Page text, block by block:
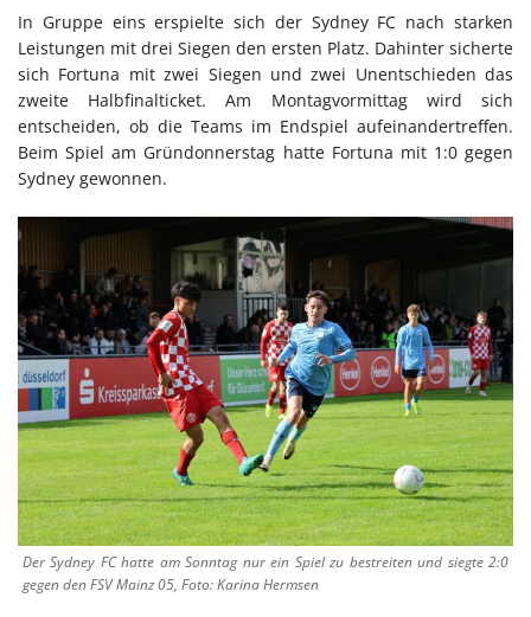
In Gruppe eins erspielte sich der Sydney FC nach starken
Leistungen mit drei Siegen den ersten Platz. Dahinter sicherte
sich Fortuna mit zwei Siegen und zwei Unentschieden das
zweite Halbfinalticket. Am Montagvormittag wird sich
entscheiden, ob die Teams im Endspiel aufeinandertreffen.
Beim Spiel am Gründonnerstag hatte Fortuna mit 1:0 gegen
Sydney gewonnen.
Der Sydney FC hatte am Sonntag nur ein Spiel zu bestreiten und siegte 2:0
gegen den FSV Mainz 05, Foto: Karina Hermsen